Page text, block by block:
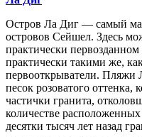
Остров Ла Диг — самый
островов Сейшел. Здесь
практически
практически такими же,
первооткрыватели. Пляжи
песок розоватого
частички гранита,
количестве
десятки тысяч лет назад